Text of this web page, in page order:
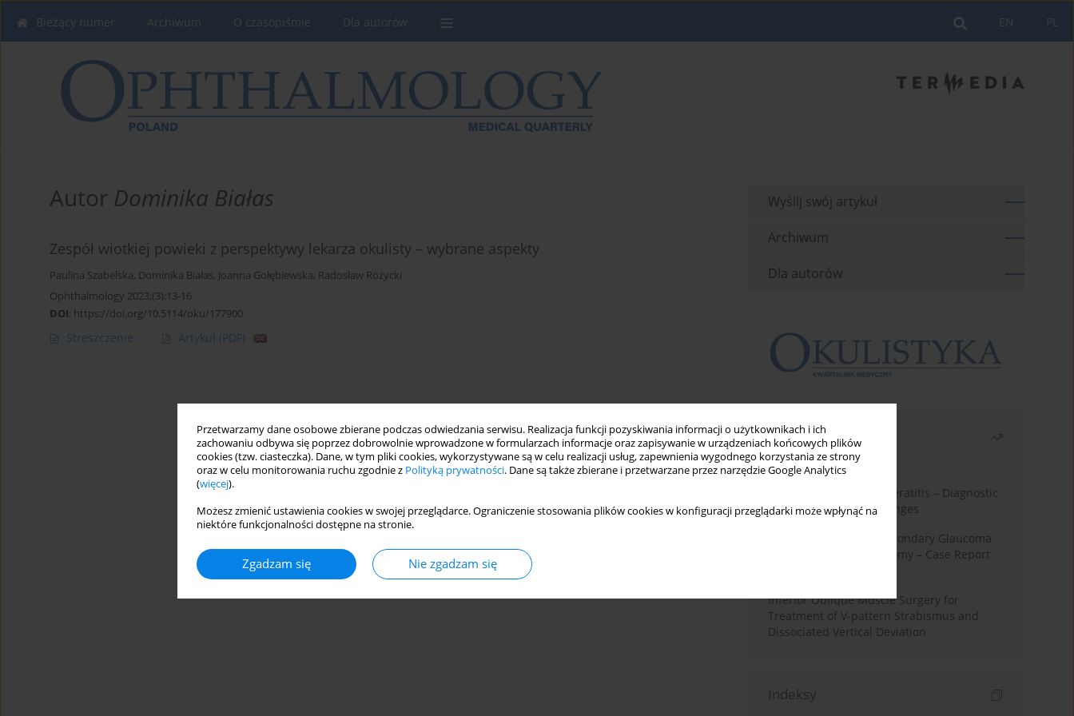
Przetwarzamy dane osobowe zbierane podczas odwiedzania serwisu. Realizacja funkcji pozyskiwania informacji o użytkownikach i ich
zachowaniu odbywa się poprzez dobrowolnie wprowadzone w formularzach informacje oraz zapisywanie w urządzeniach końcowych plików
cookies (tzw. ciasteczka). Dane, w tym pliki cookies, wykorzystywane są w celu realizacji usług, zapewnienia wygodnego korzystania ze strony
oraz w celu monitorowania ruchu zgodnie z Polityką prywatności. Dane są także zbierane i przetwarzane przez narzędzie Google Analytics
(więcej).
Możesz zmienić ustawienia cookies w swojej przeglądarce. Ograniczenie stosowania plików cookies w konfiguracji przeglądarki może wpłynąć na
niektóre funkcjonalności dostępne na stronie.
Zgadzam się Nie zgadzam się
PL
EN
Bieżący numer Archiwum O czasopiśmie Dla autorów
Autor Dominika Białas
Zespół wiotkiej powieki z perspektywy lekarza okulisty – wybrane aspekty
Paulina Szabelska, Dominika Białas, Joanna Gołębiewska, Radosław Różycki
Ophthalmology 2023;(3):13-16
DOI: https://doi.org/10.5114/oku/177900
Streszczenie Artykuł (PDF)
Wyślij swój artykuł
Archiwum
Dla autorów
Najczęściej czytane
Miesiąc
Rok
Herpes Simplex Virus Keratitis – Diagnostic
and Therapeutic Challenges
Silicone Oil-Induced Secondary Glaucoma
After Pars Plana Vitrectomy – Case Report
Inferior Oblique Muscle Surgery for
Treatment of V-pattern Strabismus and
Dissociated Vertical Deviation
Indeksy